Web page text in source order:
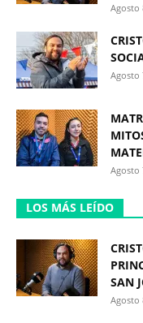
Agosto
Agosto
Agosto
LOS MÁS LEÍDO
SAN
Agosto